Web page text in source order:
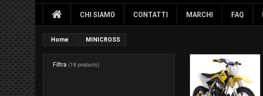
CHI SIAMO CONTATTI MARCHI FAQ
Home MINICROSS
Filtra (18 products)